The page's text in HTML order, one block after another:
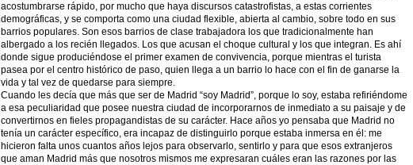
acostumbrarse rápido, por mucho que haya discursos catastrofistas, a estas corrientes
demográficas, y se comporta como una ciudad flexible, abierta al cambio, sobre todo en sus
barrios populares. Son esos barrios de clase trabajadora los que tradicionalmente han
albergado a los recién llegados. Los que acusan el choque cultural y los que integran. Es ahí
donde sigue produciéndose el primer examen de convivencia, porque mientras el turista
pasea por el centro histórico de paso, quien llega a un barrio lo hace con el fin de ganarse la
vida y tal vez de quedarse para siempre.
Cuando les decía que más que ser de Madrid “soy Madrid”, porque lo soy, estaba refiriéndome
a esa peculiaridad que posee nuestra ciudad de incorporarnos de inmediato a su paisaje y de
convertirnos en fieles propagandistas de su carácter. Hace años yo pensaba que Madrid no
tenía un carácter específico, era incapaz de distinguirlo porque estaba inmersa en él: me
hicieron falta unos cuantos años lejos para observarlo, sentirlo y para que esos extranjeros
que aman Madrid más que nosotros mismos me expresaran cuáles eran las razones por las